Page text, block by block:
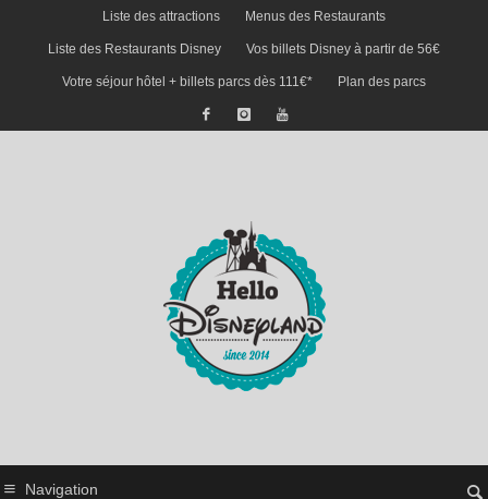
Liste des attractions Menus des Restaurants
Liste des Restaurants Disney Vos billets Disney à partir de 56€
Votre séjour hôtel + billets parcs dès 111€* Plan des parcs
Navigation